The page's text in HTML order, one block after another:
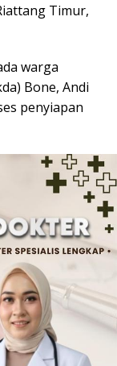
Timur,
warga
Bone, Andi
penyiapan